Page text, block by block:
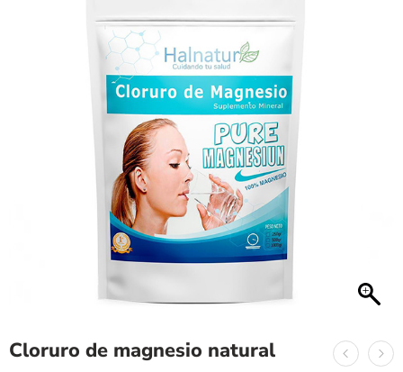
Cloruro de magnesio natural